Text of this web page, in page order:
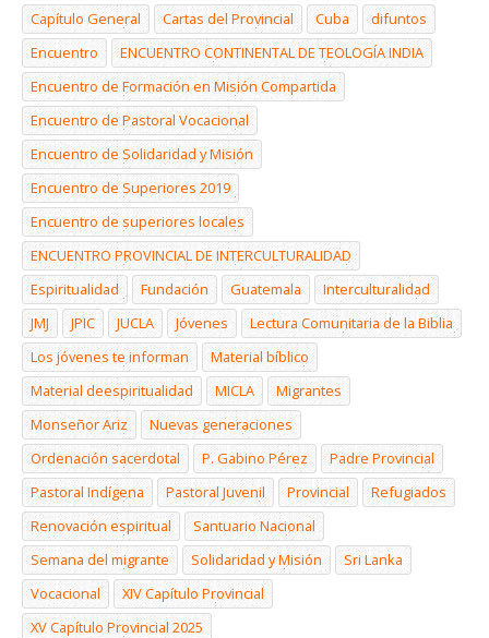
Capítulo General
Cartas del Provincial Cuba
difuntos
Encuentro
ENCUENTRO CONTINENTAL DE TEOLOGÍA INDIA
Encuentro de Formación en Misión Compartida
Encuentro de Pastoral Vocacional
Encuentro de Solidaridad y Misión
Encuentro de Superiores 2019
Encuentro de superiores locales
ENCUENTRO PROVINCIAL DE INTERCULTURALIDAD
Espiritualidad
Fundación Guatemala
Interculturalidad
JMJ
JPIC JUCLA Jóvenes
Lectura Comunitaria de la Biblia
Los jóvenes te informan
Material bíblico
Material deespiritualidad
MICLA
Migrantes
Monseñor Ariz
Nuevas generaciones
Ordenación sacerdotal
P. Gabino Pérez
Padre Provincial
Pastoral Indígena
Pastoral Juvenil Provincial
Refugiados
Renovación espiritual
Santuario Nacional
Semana del migrante
Solidaridad y Misión
Sri Lanka
Vocacional
XIV Capítulo Provincial
XV Capítulo Provincial 2025